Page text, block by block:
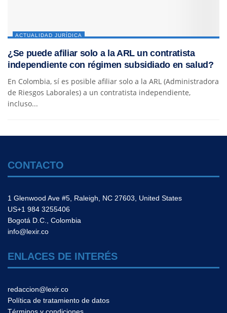
ACTUALIDAD JURÍDICA
¿Se puede afiliar solo a la ARL un contratista
independiente con régimen subsidiado en salud?
En Colombia, sí es posible afiliar solo a la ARL (Administradora
de Riesgos Laborales) a un contratista independiente,
incluso...
CONTACTO
1 Glenwood Ave #5, Raleigh, NC 27603, United States
US+1 984 3255406
Bogotá D.C., Colombia
info@lexir.co
ENLACES DE INTERÉS
redaccion@lexir.co
Política de tratamiento de datos